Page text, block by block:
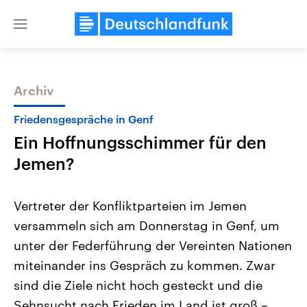
Close
Themen
Landtagswahl Sachsen-Anhalt
2026
Alle Informationen
Sachsen-Anhalt wählt am 6.
September 2026 einen neuen
Landtag. Seit 2021 wird das
Bundesland von einer Koalition aus
USA
Aktuelle Beiträge,
Hintergründe
Wirtschaftlich und
gehören die Vereinigten
den mächtigsten Ländern
mit großem Einfluss auf
Archiv
Friedensgespräche in Genf
Ein Hoffnungsschimmer für den
Jemen?
Vertreter der Konfliktparteien im Jemen
versammeln sich am Donnerstag in Genf, um
unter der Federführung der Vereinten Nationen
miteinander ins Gespräch zu kommen. Zwar
sind die Ziele nicht hoch gesteckt und die